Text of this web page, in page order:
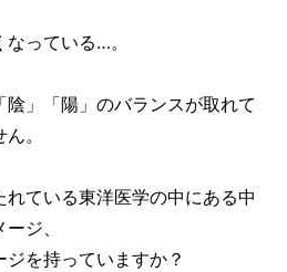
っている…。
」「陽」のバランスが取れて
。
ている東洋医学の中にある中
ジ、
を持っていますか？